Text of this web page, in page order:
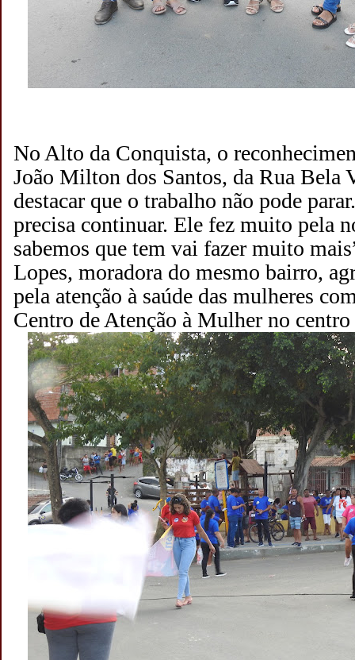
No Alto da Conquista, o
João Milton dos Santos, da Rua Bela
destacar que o trabalho não pode
precisa continuar. Ele fez muito pela
sabemos que tem vai fazer muito
Lopes, moradora do mesmo bairro,
pela atenção à saúde das mulheres
Centro de Atenção à Mulher no